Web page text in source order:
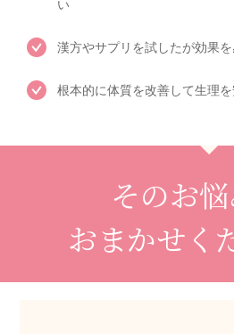
い
漢方やサプリを試したが効果
根本的に体質を改善して生理
そのお悩
おまかせく